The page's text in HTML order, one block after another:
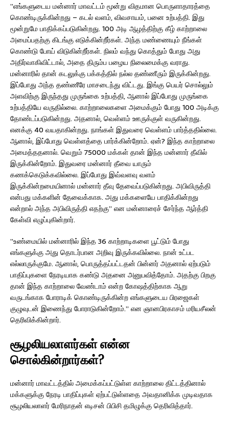
”எங்களுடைய மன்னார் மாவட்டம் மூன்று விதமான பொருளாதாரத்தை
கொண்டிருக்கின்றது – கடல் வளம், விவசாயம், பனை உற்பத்தி. இது
மூன்றுமே பாதிக்கப்படுகின்றது. 100 அடி ஆழத்திற்கு கீழ் காற்றாலை
அமைப்பதற்கு கிடங்கு எடுக்கின்றீர்கள். அந்த மண்ணையும் நீங்கள்
கொண்டு போய் விடுகின்றீர்கள். நிலம் வந்து கொத்தும் போது அது
அதிர்வாகிவிட்டால், அதை திரும்ப பழைய நிலைமைக்கு வராது.
மன்னாரில் தான் கடலுக்கு பக்கத்தில் நல்ல தண்ணீரும் இருக்கின்றது.
இப்போது அந்த தண்ணீரே மாசடைந்து விட்டது. இங்கு பெயர் சொல்லும்
அளவிற்கு இருந்தது முருங்கை உற்பத்தி, ஆனால் இப்போது முருங்கை
உற்பத்தியே வருதில்லை. காற்றாலைகளை அமைக்கும் போது 100 அடிக்கு
தோண்டப்படுகின்றது. அதனால், வெள்ளம் ஊருக்குள் வருகின்றது.
எனக்கு 40 வயதாகின்றது. நாங்கள் இதுவரை வெள்ளம் பார்த்ததில்லை.
ஆனால், இப்போது வெள்ளத்தை பார்க்கின்றோம். ஏன்? இந்த காற்றாலை
அமைத்ததனால். வெறும் 75000 மக்கள் தான் இந்த மன்னார் தீவில்
இருக்கின்றோம். இதுவரை மன்னார் தீவை யாரும்
கணக்கெடுக்கவில்லை. இப்போது இவ்வளவு வளம்
இருக்கின்றமையினால் மன்னார் தீவு தேவைப்படுகின்றது. அபிவிருத்தி
என்பது மக்களின் தேவைக்காக. அது மக்களையே பாதிக்கின்றது
என்றால் அந்த அபிவிருத்தி எதற்கு” என மன்னாரைச் சேர்ந்த ஆர்த்தி
கேள்வி எழுப்புகின்றார்.
”உண்மையில் மன்னாரில் இந்த 36 காற்றாடிகளை பூட்டும் போது
எங்களுக்கு அது தொடர்பான அறிவு இருக்கவில்லை. நான் உட்பட
எல்லாருக்குமே. ஆனால், பொருத்தப்பட்டதன் பின்னர் அதனால் ஏற்படும்
பாதிப்புகளை நேரடியாக கண்டு அதனை அனுபவித்தோம். அதற்கு பிறகு
தான் இந்த காற்றாலை வேண்டாம் என்ற கோஷத்திற்காக ஆறு
வருடங்காக போராடிக் கொண்டிருக்கின்ற எங்களுடைய பிரஜைகள்
குழுவுடன் இணைந்து போராடுகின்றோம்.” என ஞானபிரகாசம் மரியசீலன்
தெரிவிக்கின்றார்.
சூழலியலாளர்கள் என்ன
சொல்கின்றார்கள்?
மன்னார் மாவட்டத்தில் அமைக்கப்பட்டுள்ள காற்றாலை திட்டத்தினால்
மக்களுக்கு நேரடி பாதிப்புகள் ஏற்பட்டுள்ளதை அவதானிக்க முடிவதாக
சூழலியலாளர் மேரிநாதன் எடிசன் பிபிசி தமிழுக்கு தெரிவித்தார்.